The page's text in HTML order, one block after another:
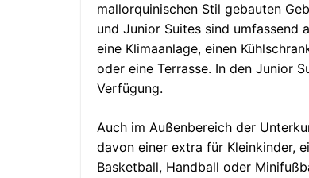
mallorquinischen Stil gebauten
und Junior Suites sind umfassend
eine Klimaanlage, einen
oder eine Terrasse. In den Junior
Verfügung.
Auch im Außenbereich der
davon einer extra für Kleinkinder,
Basketball, Handball oder